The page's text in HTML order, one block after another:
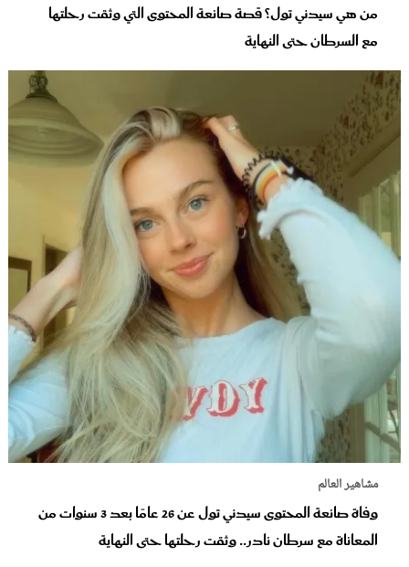
من هي سيدني تول؟ قصة صانعة المحتوى التي وثقت رحلتها
مع السرطان حتى النهاية
مشاهير العالم
وفاة صانعة المحتوى سيدني تول عن 26 عامًا بعد 3 سنوات من
المعاناة مع سرطان نادر.. وثقت رحلتها حتى النهاية